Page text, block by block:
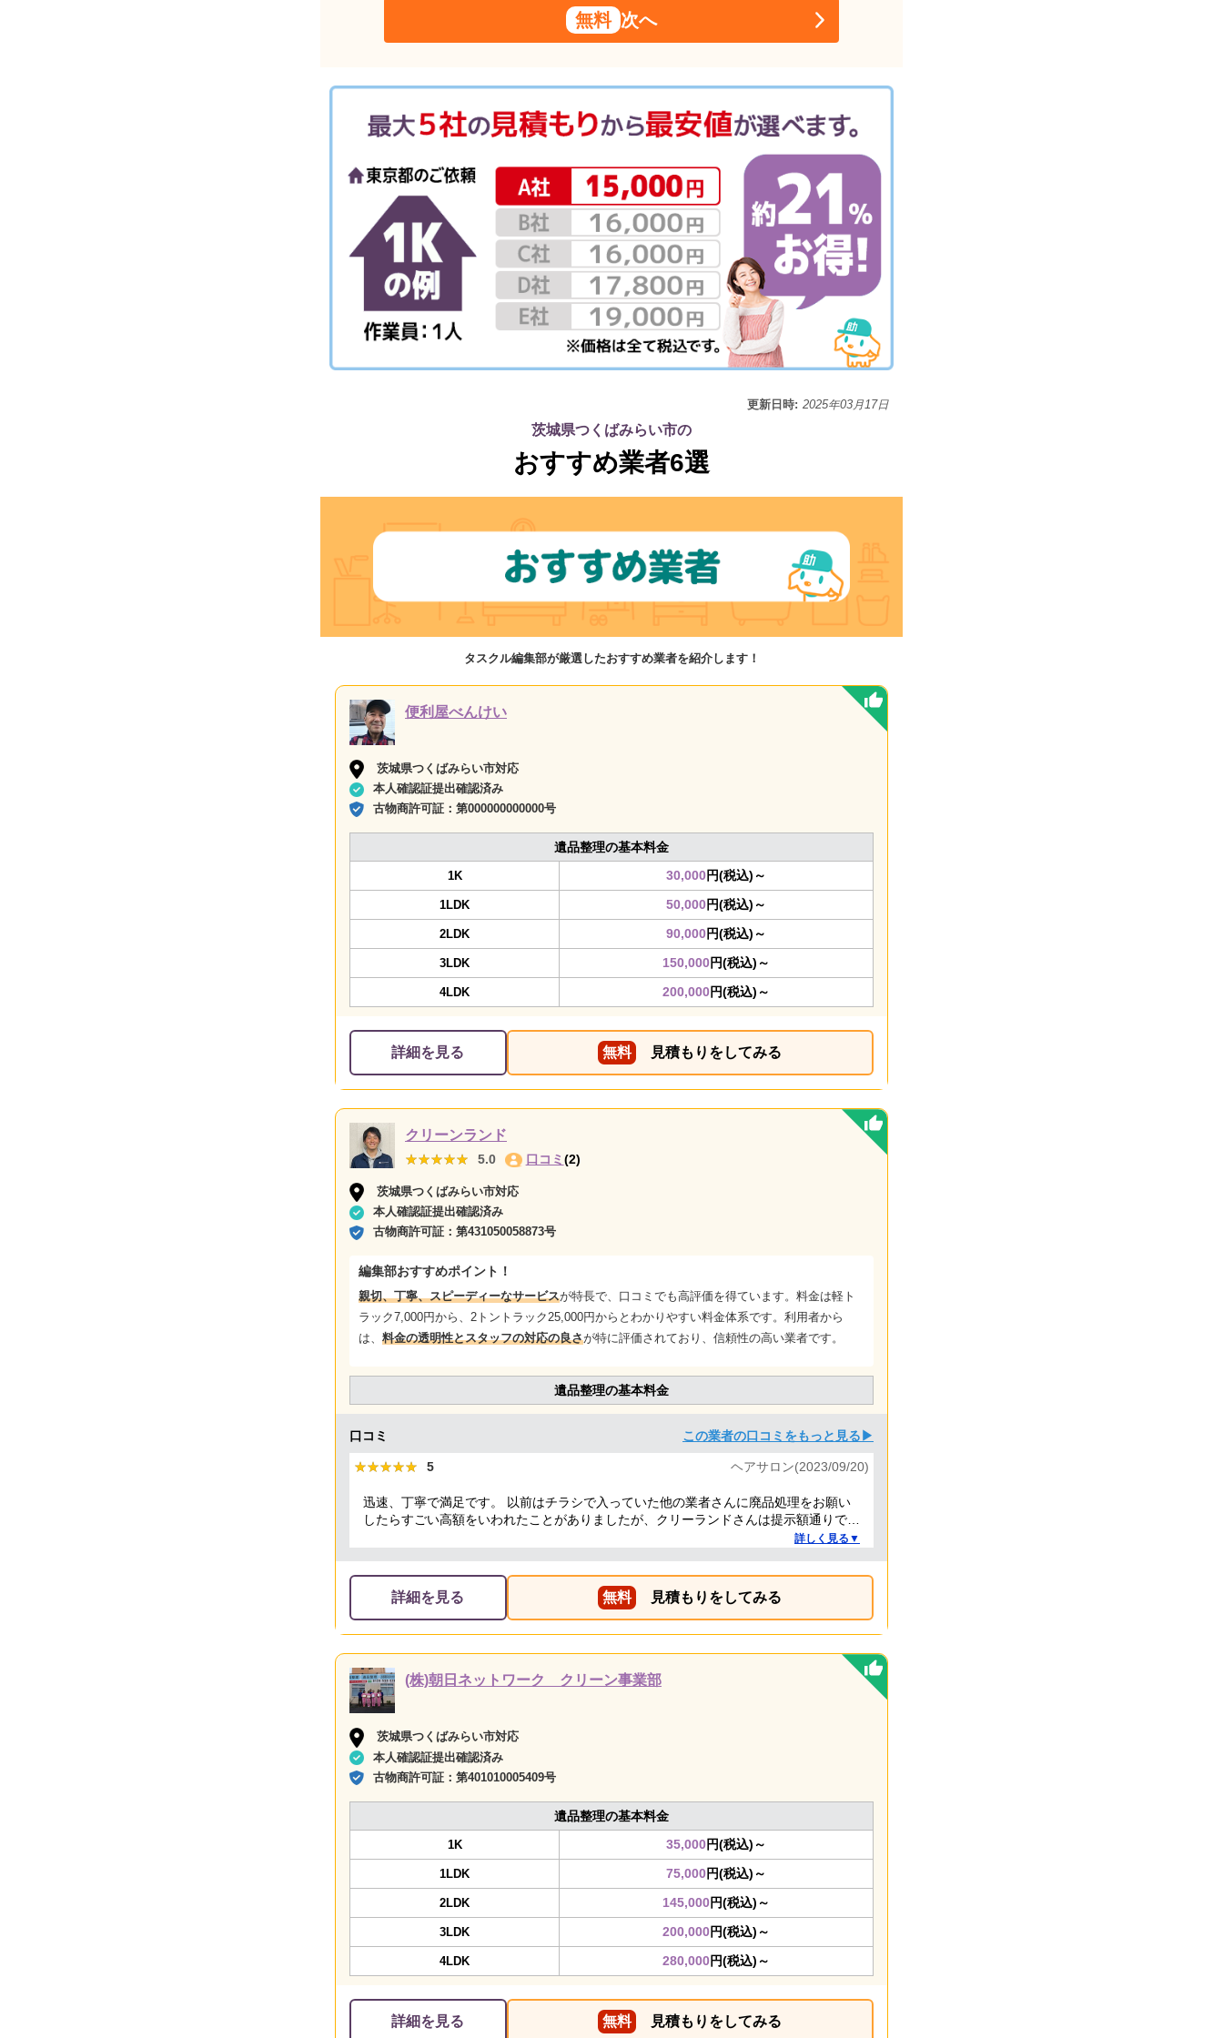
無料 次へ
更新日時: 2025年03月17日
茨城県つくばみらい市の
おすすめ業者6選
タスクル編集部が厳選したおすすめ業者を紹介します！
便利屋べんけい
茨城県つくばみらい市対応
本人確認証提出確認済み
古物商許可証： 第000000000000号
遺品整理の基本料金
1K 30,000円(税込)～
1LDK 50,000円(税込)～
2LDK 90,000円(税込)～
3LDK 150,000円(税込)～
4LDK 200,000円(税込)～
詳細を見る 無料 見積もりをしてみる
クリーンランド
★★★★★
★★★★★ 5.0 口コミ (2)
茨城県つくばみらい市対応
本人確認証提出確認済み
古物商許可証： 第431050058873号
編集部おすすめポイント！
親切、丁寧、スピーディーなサービスが特長で、口コミでも高評価を得ています。料金は軽ト
ラック7,000円から、2トントラック25,000円からとわかりやすい料金体系です。利用者から
は、料金の透明性とスタッフの対応の良さが特に評価されており、信頼性の高い業者です。
遺品整理の基本料金
口コミ この業者の口コミをもっと見る▶
★★★★★
★★★★★ 5 ヘアサロン(2023/09/20)
迅速、丁寧で満足です。 以前はチラシで入っていた他の業者さんに廃品処理をお願い
したらすごい高額をいわれたことがありましたが、クリーランドさんは提示額通りでし
詳しく見る▼
詳細を見る 無料 見積もりをしてみる
(株)朝日ネットワーク クリーン事業部
茨城県つくばみらい市対応
本人確認証提出確認済み
古物商許可証： 第401010005409号
遺品整理の基本料金
1K 35,000円(税込)～
1LDK 75,000円(税込)～
2LDK 145,000円(税込)～
3LDK 200,000円(税込)～
4LDK 280,000円(税込)～
詳細を見る 無料 見積もりをしてみる